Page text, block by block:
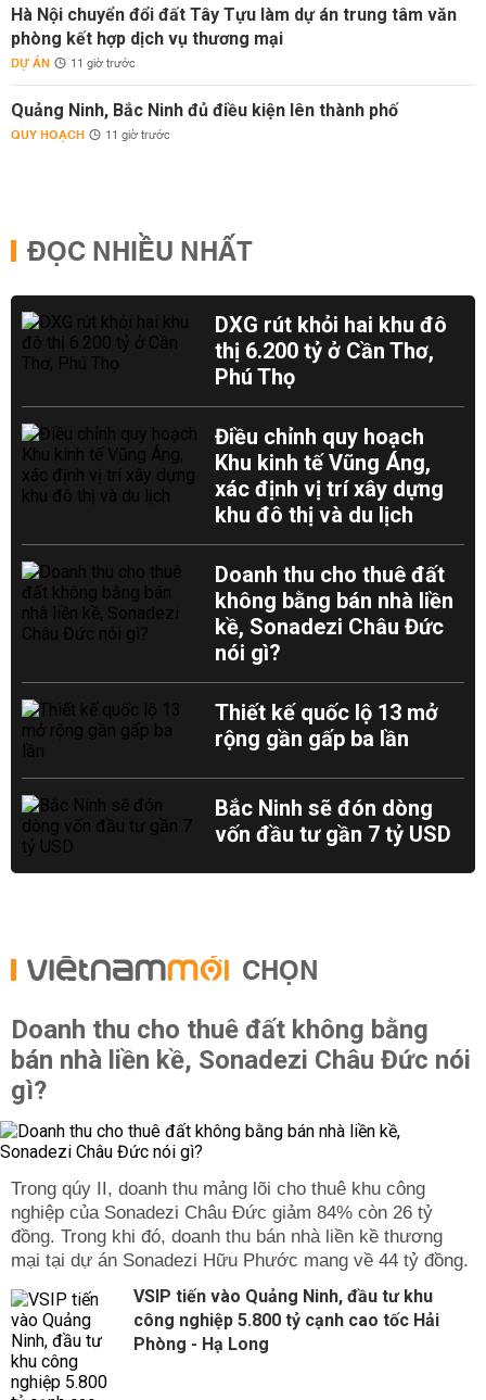
Hà Nội chuyển đổi đất Tây Tựu làm dự án trung tâm văn
phòng kết hợp dịch vụ thương mại
DỰ ÁN 11 giờ trước
Quảng Ninh, Bắc Ninh đủ điều kiện lên thành phố
QUY HOẠCH 11 giờ trước
ĐỌC NHIỀU NHẤT
DXG rút khỏi hai khu đô
thị 6.200 tỷ ở Cần Thơ,
Phú Thọ
Điều chỉnh quy hoạch
Khu kinh tế Vũng Áng,
xác định vị trí xây dựng
khu đô thị và du lịch
Doanh thu cho thuê đất
không bằng bán nhà liền
kề, Sonadezi Châu Đức
nói gì?
Thiết kế quốc lộ 13 mở
rộng gần gấp ba lần
Bắc Ninh sẽ đón dòng
vốn đầu tư gần 7 tỷ USD
CHỌN
Doanh thu cho thuê đất không bằng
bán nhà liền kề, Sonadezi Châu Đức nói
gì?
Trong qúy II, doanh thu mảng lõi cho thuê khu công
nghiệp của Sonadezi Châu Đức giảm 84% còn 26 tỷ
đồng. Trong khi đó, doanh thu bán nhà liền kề thương
mại tại dự án Sonadezi Hữu Phước mang về 44 tỷ đồng.
VSIP tiến vào Quảng Ninh, đầu tư khu
công nghiệp 5.800 tỷ cạnh cao tốc Hải
Phòng - Hạ Long